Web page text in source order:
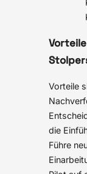
Vorteile
die
Führe